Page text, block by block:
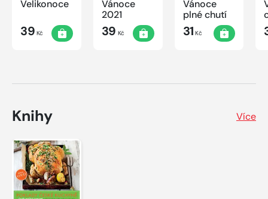
Velikonoce
39 Kč
Vánoce
2021
39 Kč
Vánoce
plné chutí
31 Kč
Knihy Více